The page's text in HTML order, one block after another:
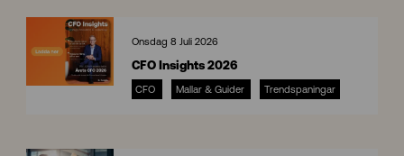
I
Onsdag 8 Juli 2026
CFO Insights 2026
CFO Mallar & Guider Trendspaningar